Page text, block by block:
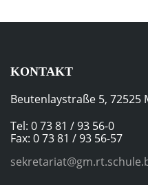
KONTAKT
Beutenlaystraße 5, 72525
Tel: 0 73 81 / 93 56-0
Fax: 0 73 81 / 93 56-57